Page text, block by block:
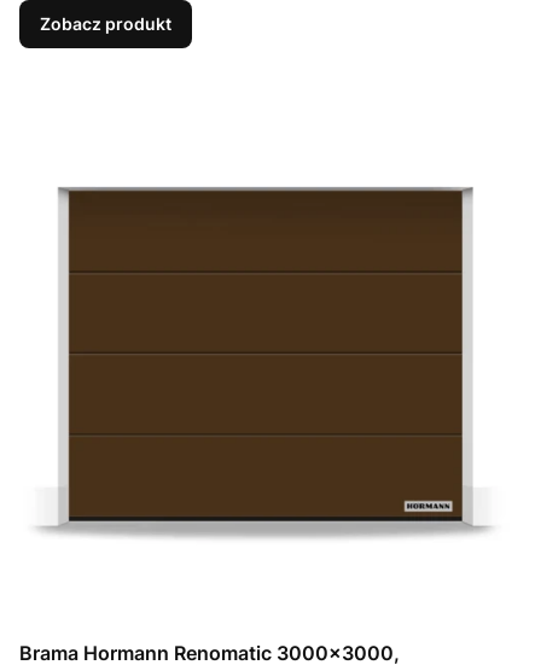
Zobacz produkt
Brama Hormann Renomatic 3000x3000,